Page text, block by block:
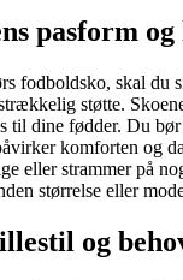
pasform
fodboldsko, skal du
støtte.
til dine fødder. Du bør
komforten og
eller strammer på
størrelse eller
og